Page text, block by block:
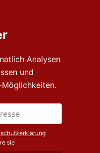
Analysen
und
sie